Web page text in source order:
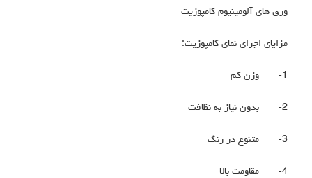
ورق های آلومینیوم کامپوزیت
مزایای اجرای نمای کامپوزیت:
1- وزن کم
2- بدون نیاز به نظافت
3- متنوع در رنگ
4- مقاومت بالا